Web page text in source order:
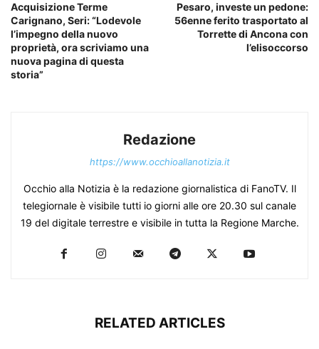
Acquisizione Terme
Carignano, Seri: “Lodevole
l’impegno della nuovo
proprietà, ora scriviamo una
nuova pagina di questa
storia”
Pesaro, investe un pedone:
56enne ferito trasportato al
Torrette di Ancona con
l’elisoccorso
Redazione
https://www.occhioallanotizia.it
Occhio alla Notizia è la redazione giornalistica di FanoTV. Il
telegiornale è visibile tutti io giorni alle ore 20.30 sul canale
19 del digitale terrestre e visibile in tutta la Regione Marche.
RELATED ARTICLES